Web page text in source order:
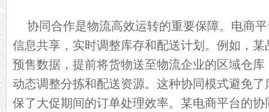
协同合作是物流高效运转的重要保障。电商
信息共享，实时调整库存和配送计划。例如，
预售数据，提前将货物送至物流企业的区域仓
动态调整分拣和配送资源。这种协同模式避免
保了大促期间的订单处理效率。某电商平台的